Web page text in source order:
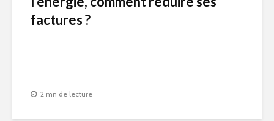
factures ?
2 mn de lecture